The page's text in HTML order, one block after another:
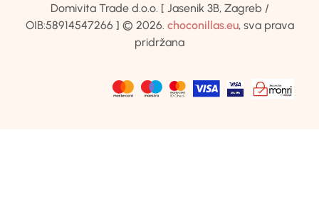
Domivita Trade d.o.o. [ Jasenik 3B, Zagreb /
OIB:58914547266 ] © 2026. choconillas.eu, sva prava
pridržana